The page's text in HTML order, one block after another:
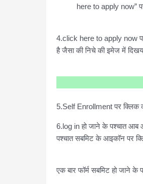
here to apply now”
4.click here to apply now
है जैसा की निचे की इमेज में
5.Self Enrollment पर क्लिक
6.log in हो जाने के पश्चात आब
पश्चात सबमिट के आइकॉन पर
एक बार फॉर्म सबमिट हो जाने